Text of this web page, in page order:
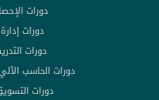
دورات
دورات
دورات
دورات الحاسب
دورات